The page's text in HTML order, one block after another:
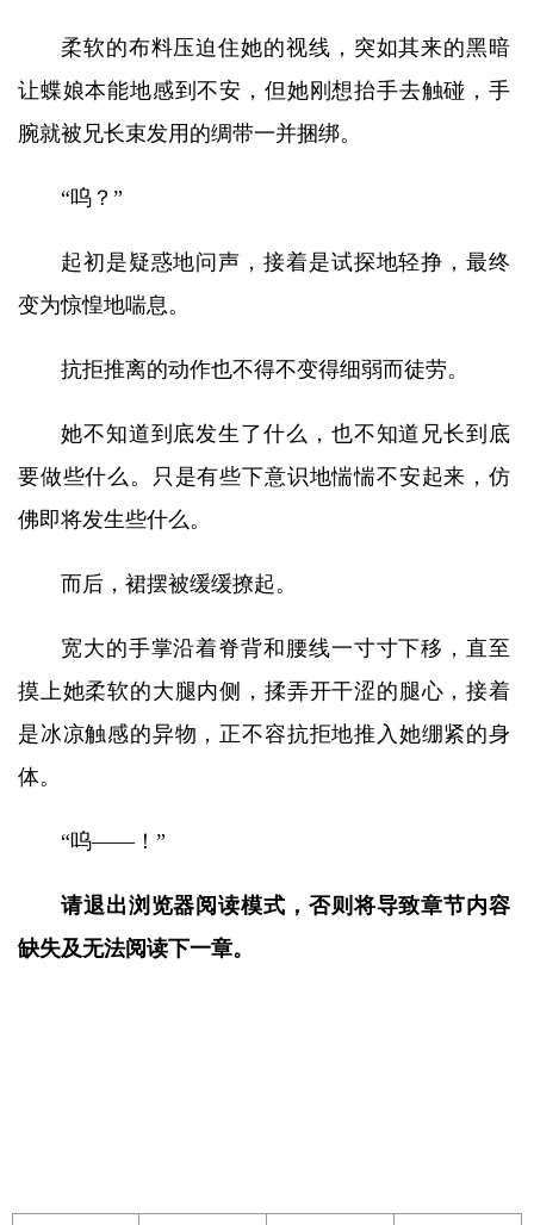
柔软的布料压迫住她的视线，突如其来的黑暗
让蝶娘本能地感到不安，但她刚想抬手去触碰，手
腕就被兄长束发用的绸带一并捆绑。
“呜？”
起初是疑惑地问声，接着是试探地轻挣，最终
变为惊惶地喘息。
抗拒推离的动作也不得不变得细弱而徒劳。
她不知道到底发生了什么，也不知道兄长到底
要做些什么。只是有些下意识地惴惴不安起来，仿
佛即将发生些什么。
而后，裙摆被缓缓撩起。
宽大的手掌沿着脊背和腰线一寸寸下移，直至
摸上她柔软的大腿内侧，揉弄开干涩的腿心，接着
是冰凉触感的异物，正不容抗拒地推入她绷紧的身
体。
“呜——！”
请退出浏览器阅读模式，否则将导致章节内容
缺失及无法阅读下一章。